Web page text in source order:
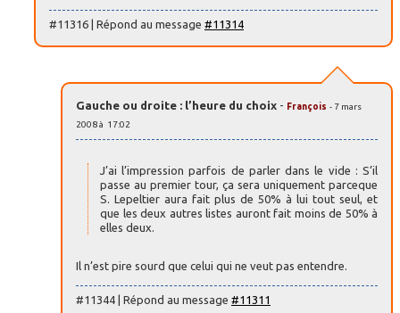
#11316 | Répond au message #11314
Gauche ou droite : l’heure du choix - François - 7 mars
2008 à 17:02
J’ai l’impression parfois de parler dans le vide : S’il
passe au premier tour, ça sera uniquement parceque
S. Lepeltier aura fait plus de 50% à lui tout seul, et
que les deux autres listes auront fait moins de 50% à
elles deux.
Il n’est pire sourd que celui qui ne veut pas entendre.
#11344 | Répond au message #11311